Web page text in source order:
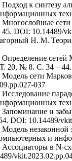
к синтезу
DOI: 10.14489/
Н. М. Теория
сетей
20, № 8. C. 34 –
сети
037
и
DOI: 10.14489/
незаконной
и
в N-